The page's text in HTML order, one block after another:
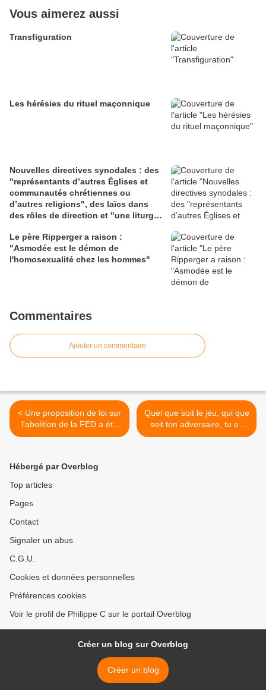
Vous aimerez aussi
Transfiguration
Les hérésies du rituel maçonnique
Nouvelles directives synodales : des
"représentants d’autres Églises et
communautés chrétiennes ou
d’autres religions", des laïcs dans
des rôles de direction et "une liturgie
Le père Ripperger a raison :
"Asmodée est le démon de
l'homosexualité chez les hommes"
Commentaires
Ajouter un commentaire
< Une proposition de loi sur
l'abolition de la FED a été
déposée le 16 mai
Quel que soit le jeu, qui que
soit ton adversaire, tu es
seul gardien de ton âme >
Hébergé par Overblog
Top articles
Pages
Contact
Signaler un abus
C.G.U.
Cookies et données personnelles
Préférences cookies
Voir le profil de Philippe C sur le portail Overblog
Créer un blog sur Overblog
Créer un blog